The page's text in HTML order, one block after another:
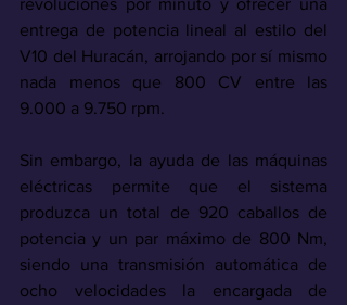
entrega de potencia lineal al estilo del
V10 del Huracán, arrojando por sí mismo
nada menos que 800 CV entre las
9.000 a 9.750 rpm.
Sin embargo, la ayuda de las máquinas
eléctricas permite que el sistema
produzca un total de 920 caballos de
potencia y un par máximo de 800 Nm,
siendo una transmisión automática de
ocho velocidades la encargada de